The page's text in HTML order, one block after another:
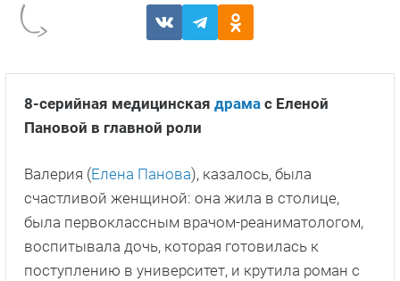
8-серийная медицинская драма с Еленой
Пановой в главной роли
Валерия (Елена Панова), казалось, была
счастливой женщиной: она жила в столице,
была первоклассным врачом-реаниматологом,
воспитывала дочь, которая готовилась к
поступлению в университет, и крутила роман с